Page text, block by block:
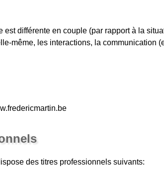
est différente en couple (par rapport à la
même, les interactions, la communication
des titres professionnels suivants: